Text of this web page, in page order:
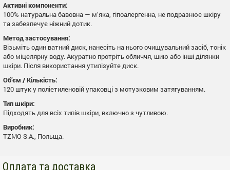
Активні компоненти:
100% натуральна бавовна — м’яка, гіпоалергенна, не подразнює шкіру
та забезпечує ніжний дотик.
Метод застосування:
Візьміть один ватний диск, нанесіть на нього очищувальний засіб, тонік
або міцелярну воду. Акуратно протріть обличчя, шию або інші ділянки
шкіри. Після використання утилізуйте диск.
Об’єм / Кількість:
120 штук у поліетиленовій упаковці з мотузковим затягуванням.
Тип шкіри:
Підходять для всіх типів шкіри, включно з чутливою.
Виробник:
TZMO S.A., Польща.
Оплата та доставка